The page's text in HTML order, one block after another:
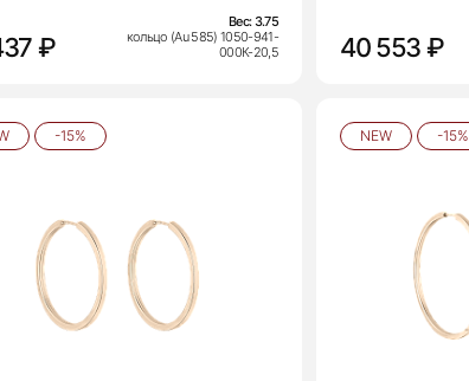
₽
Вес:3.75
кольцо (Au 585) 1050-941-
000К-20,5
40 553 ₽
-15% NEW -15%